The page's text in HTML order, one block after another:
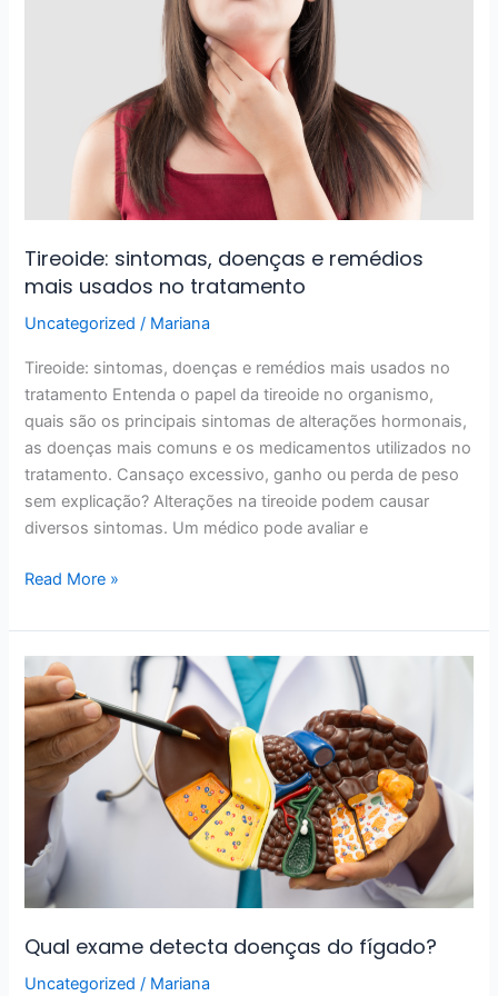
Tireoide: sintomas, doenças e remédios
mais usados no tratamento
Uncategorized / Mariana
Tireoide: sintomas, doenças e remédios mais usados no
tratamento Entenda o papel da tireoide no organismo,
quais são os principais sintomas de alterações hormonais,
as doenças mais comuns e os medicamentos utilizados no
tratamento. Cansaço excessivo, ganho ou perda de peso
sem explicação? Alterações na tireoide podem causar
diversos sintomas. Um médico pode avaliar e
tratamento
Read More »
Qual exame detecta doenças do fígado?
Uncategorized / Mariana
Qual
exame
detecta
doenças
do
fígado?